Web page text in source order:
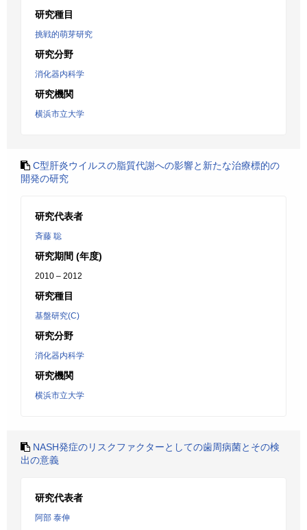
研究種目
挑戦的萌芽研究
研究分野
消化器内科学
研究機関
横浜市立大学
C型肝炎ウイルスの脂質代謝への影響と新たな治療標的の
開発の研究
研究代表者
斉藤 聡
研究期間 (年度)
2010 – 2012
研究種目
基盤研究(C)
研究分野
消化器内科学
研究機関
横浜市立大学
NASH発症のリスクファクターとしての歯周病菌とその検
出の意義
研究代表者
阿部 泰伸